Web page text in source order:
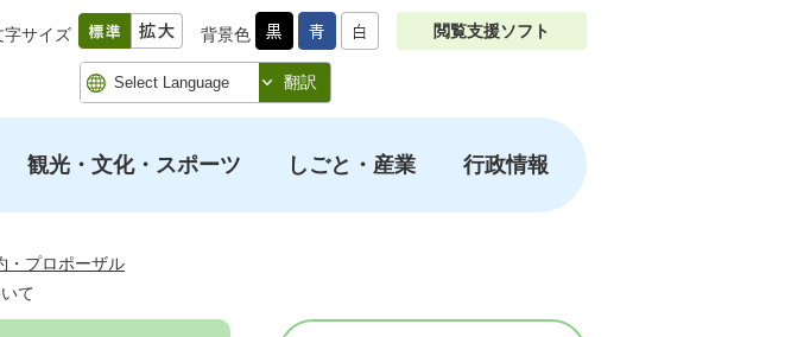
字サイズ 背景色 閲覧支援ソフト
翻訳
観光・文化・スポーツ しごと・産業 行政情報
・プロポーザル
て